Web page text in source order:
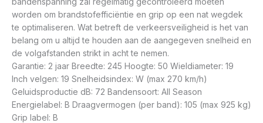
worden om brandstofefficiëntie en grip op een nat wegdek
te optimaliseren. Wat betreft de verkeersveiligheid is het van
belang om u altijd te houden aan de aangegeven snelheid en
de volgafstanden strikt in acht te nemen.
Garantie: 2 jaar Breedte: 245 Hoogte: 50 Wieldiameter: 19
Inch velgen: 19 Snelheidsindex: W (max 270 km/h)
Geluidsproductie dB: 72 Bandensoort: All Season
Energielabel: B Draagvermogen (per band): 105 (max 925 kg)
Grip label: B